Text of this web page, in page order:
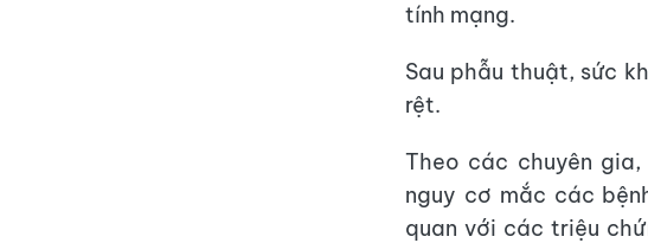
tính mạng.
Sau phẫu thuật, sức
rệt.
Theo các chuyên
nguy cơ mắc các
quan với các triệu